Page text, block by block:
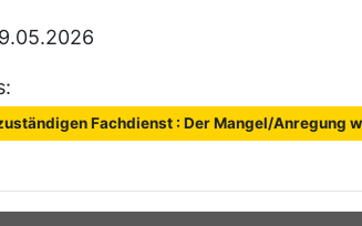
Fachdienst : Der Mangel/Anregung